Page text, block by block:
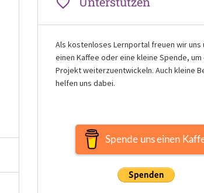
Als kostenloses Lernportal freuen wir uns
einen Kaffee oder eine kleine Spende, um
Projekt weiterzuentwickeln. Auch kleine
helfen uns dabei.
Spende uns einen